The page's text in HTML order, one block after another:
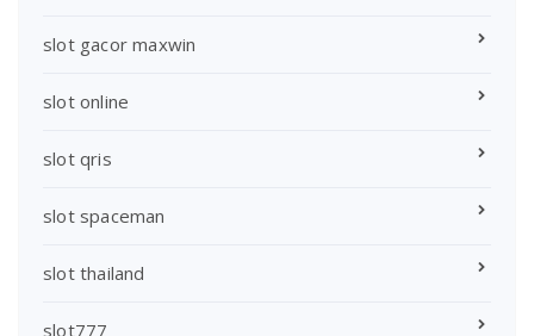
slot gacor maxwin
slot online
slot qris
slot spaceman
slot thailand
slot777